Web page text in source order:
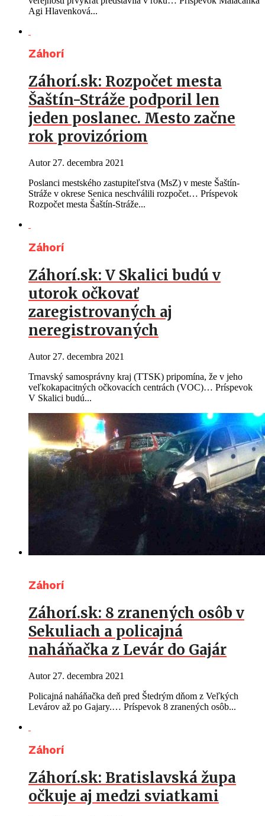
Agi Hlavenková...
Záhorí
Záhorí.sk: Rozpočet mesta
Šaštín-Stráže podporil len
jeden poslanec. Mesto začne
rok provizóriom
Autor 27. decembra 2021
Poslanci mestského zastupiteľstva (MsZ) v meste Šaštín-
Stráže v okrese Senica neschválili rozpočet… Príspevok
Rozpočet mesta Šaštín-Stráže...
Záhorí
Záhorí.sk: V Skalici budú v
utorok očkovať
zaregistrovaných aj
neregistrovaných
Autor 27. decembra 2021
Trnavský samosprávny kraj (TTSK) pripomína, že v jeho
veľkokapacitných očkovacích centrách (VOC)… Príspevok
V Skalici budú...
Záhorí
Záhorí.sk: 8 zranených osôb v
Sekuliach a policajná
naháňačka z Levár do Gajár
Autor 27. decembra 2021
Policajná naháňačka deň pred Štedrým dňom z Veľkých
Levárov až po Gajary.… Príspevok 8 zranených osôb...
Záhorí
Záhorí.sk: Bratislavská župa
očkuje aj medzi sviatkami